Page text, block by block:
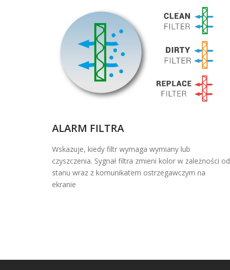
ALARM FILTRA
Wskazuje, kiedy filtr wymaga wymiany lub
czyszczenia. Sygnał filtra zmieni kolor w zależności od
stanu wraz z komunikatem ostrzegawczym na
ekranie